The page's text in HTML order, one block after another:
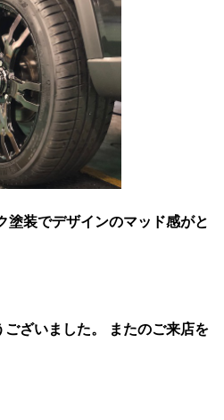
塗装でデザインのマッド感がと
ざいました。 またのご来店を